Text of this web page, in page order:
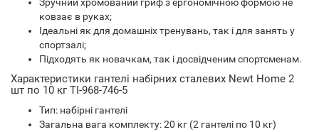
Зручний хромований гриф з ергономічною формою не
ковзає в руках;
Ідеальні як для домашніх тренувань, так і для занять у
спортзалі;
Підходять як новачкам, так і досвідченим спортсменам.
Характеристики гантелі набірних сталевих Newt Home 2
шт по 10 кг TI-968-746-5
Тип: набірні гантелі
Загальна вага комплекту: 20 кг (2 гантелі по 10 кг)